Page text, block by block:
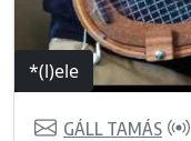
*(l)ele
GÁLL TAMÁS